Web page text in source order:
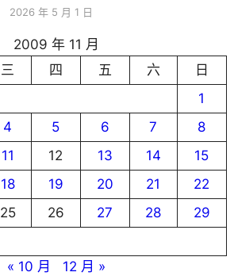
2026 年 5 月 1 日
2009 年 11 月
三 四 五 六
日
1
4 5 6 7
8
11 12 13 14
15
18 19 20 21
22
25 26 27 28
29
« 10 月
12 月 »